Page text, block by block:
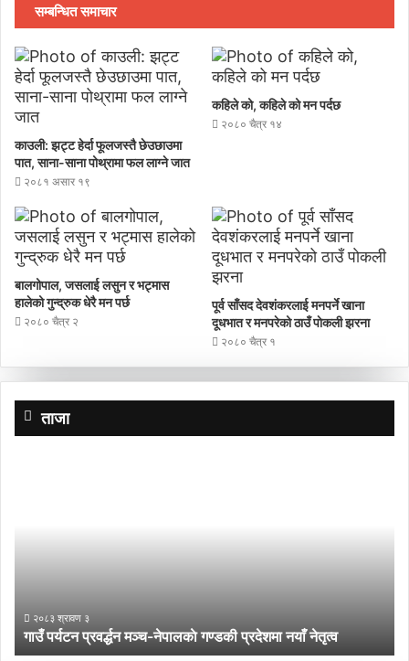
सम्बन्धित समाचार
काउली: झट्ट हेर्दा फूलजस्तै छेउछाउमा
पात, साना-साना पोथ्रामा फल लाग्ने जात
२०८१ असार १९
कहिले को, कहिले को मन पर्दछ
२०८० चैत्र १४
बालगोपाल, जसलाई लसुन र भट्मास
हालेको गुन्द्रुक धेरै मन पर्छ
२०८० चैत्र २
पूर्व साँसद देवशंकरलाई मनपर्ने खाना
दूधभात र मनपरेको ठाउँ पाेकली झरना
२०८० चैत्र १
ताजा
नेतृत्व२०८३ श्रावण ३
गाउँ पर्यटन प्रवर्द्धन मञ्च-नेपालकाे गण्डकी प्रदेशमा नयाँ नेतृत्व